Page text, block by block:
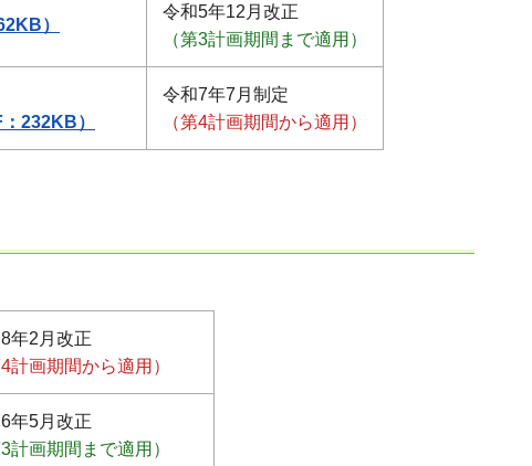
）
令和5年12月改正
（第3計画期間まで適用）
232KB）
令和7年7月制定
（第4計画期間から適用）
年2月改正
4計画期間から適用）
年5月改正
3計画期間まで適用）